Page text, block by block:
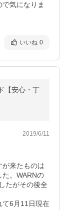
気になりま
いいね 0
【安心・丁
2019/6/11
来たものは
。WARNの
たがその後全
て6月11日現在